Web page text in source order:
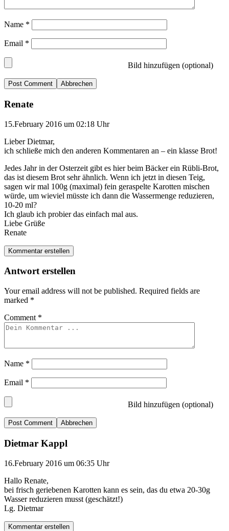
Name *
Email *
Bild hinzufügen (optional)
Abbrechen
Renate
15.February 2016 um 02:18 Uhr
Lieber Dietmar,
ich schließe mich den anderen Kommentaren an – ein klasse Brot!
Jedes Jahr in der Osterzeit gibt es hier beim Bäcker ein Rübli-Brot,
das ist diesem Brot sehr ähnlich. Wenn ich jetzt in diesen Teig,
sagen wir mal 100g (maximal) fein geraspelte Karotten mischen
würde, um wieviel müsste ich dann die Wassermenge reduzieren,
10-20 ml?
Ich glaub ich probier das einfach mal aus.
Liebe Grüße
Renate
Kommentar erstellen
Antwort erstellen
Your email address will not be published. Required fields are
marked *
Comment *
Name *
Email *
Bild hinzufügen (optional)
Abbrechen
Dietmar Kappl
16.February 2016 um 06:35 Uhr
Hallo Renate,
bei frisch geriebenen Karotten kann es sein, das du etwa 20-30g
Wasser reduzieren musst (geschätzt!)
Lg. Dietmar
Kommentar erstellen